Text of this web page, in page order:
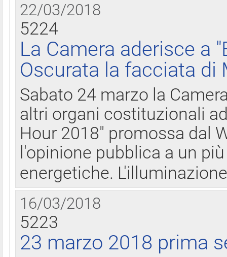
22/03/2018
5224
La Camera aderisce a
Oscurata la facciata di
Sabato 24 marzo la
altri organi costituzionali
Hour 2018" promossa dal
l'opinione pubblica a un
energetiche.
16/03/2018
5223
23 marzo 2018 prima